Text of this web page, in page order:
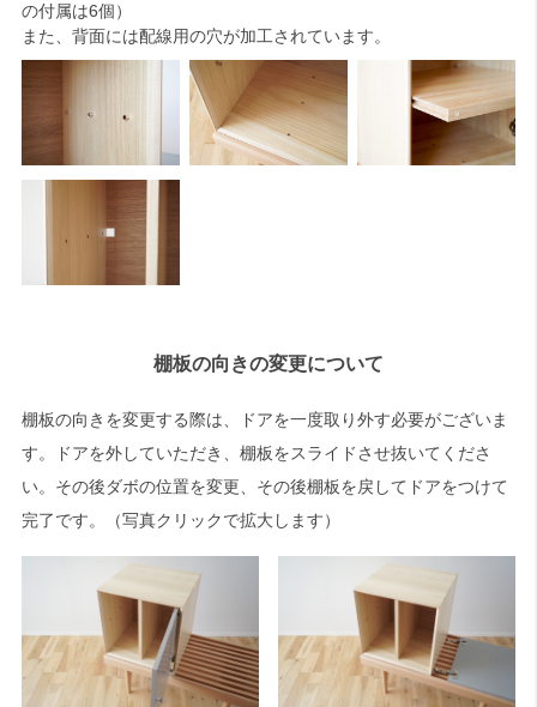
の付属は6個）
また、背面には配線用の穴が加工されています。
棚板の向きの変更について
棚板の向きを変更する際は、ドアを一度取り外す必要がございま
す。ドアを外していただき、棚板をスライドさせ抜いてくださ
い。その後ダボの位置を変更、その後棚板を戻してドアをつけて
完了です。（写真クリックで拡大します）